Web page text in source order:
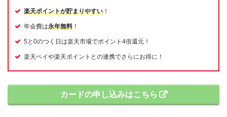
楽天ポイントが貯まりやすい ！
年会費は永年無料 ！
5と0のつく日は楽天市場でポイント4倍還元！
楽天ペイや楽天ポイントとの連携でさらにお得に！
カードの申し込みはこちら